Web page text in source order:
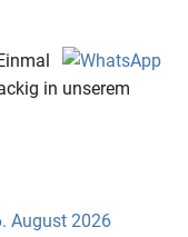
in unserem
August 2026